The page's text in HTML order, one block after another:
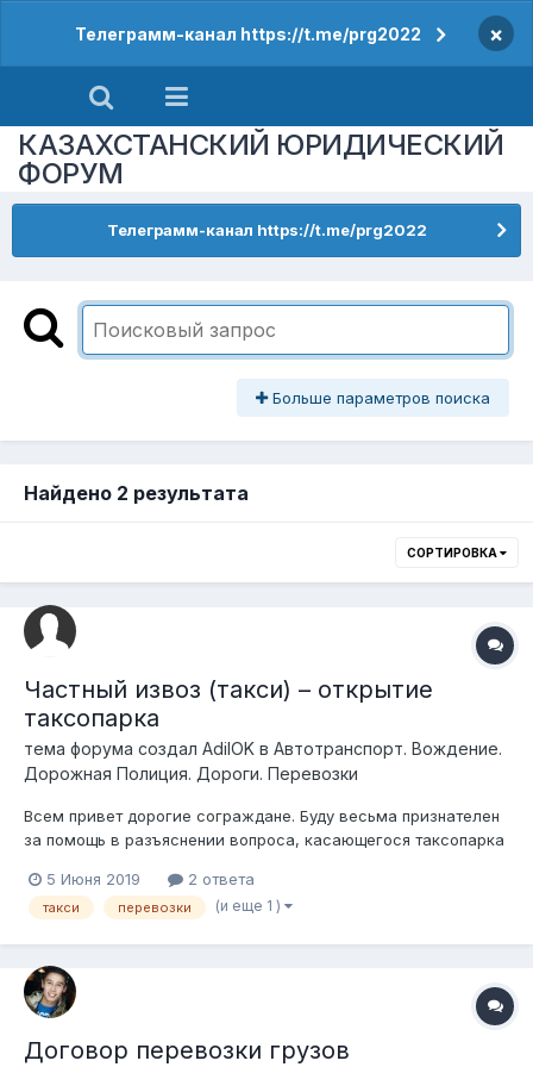
Телеграмм-канал https://t.me/prg2022 ×
КАЗАХСТАНСКИЙ ЮРИДИЧЕСКИЙ
ФОРУМ
Телеграмм-канал https://t.me/prg2022
Больше параметров поиска
Найдено 2 результата
СОРТИРОВКА
Частный извоз (такси) – открытие
таксопарка
тема форума создал AdilOK в Автотранспорт. Вождение.
Дорожная Полиция. Дороги. Перевозки
Всем привет дорогие сограждане. Буду весьма признателен
за помощь в разъяснении вопроса, касающегося таксопарка
заниматься частным извозом, таксисту необходимо
зарегистрироваться в качестве индивидуального
5 Июня 2019 2 ответа
такси перевозки (и еще 1 )
Договор перевозки грузов